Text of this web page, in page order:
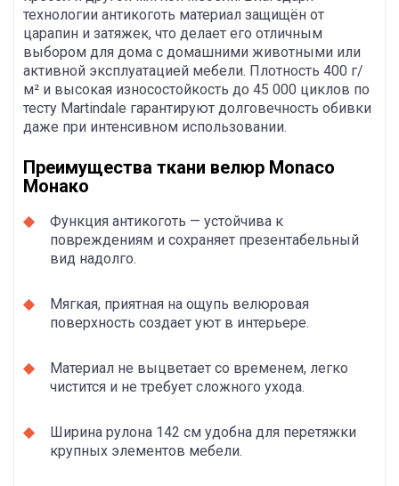
технологии антикоготь материал защищён от
царапин и затяжек, что делает его отличным
выбором для дома с домашними животными или
активной эксплуатацией мебели. Плотность 400 г/
м² и высокая износостойкость до 45 000 циклов по
тесту Martindale гарантируют долговечность обивки
даже при интенсивном использовании.
Преимущества ткани велюр Monaco
Монако
Функция антикоготь — устойчива к
повреждениям и сохраняет презентабельный
вид надолго.
Мягкая, приятная на ощупь велюровая
поверхность создает уют в интерьере.
Материал не выцветает со временем, легко
чистится и не требует сложного ухода.
Ширина рулона 142 см удобна для перетяжки
крупных элементов мебели.